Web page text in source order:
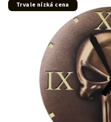
Trvale nízká cena